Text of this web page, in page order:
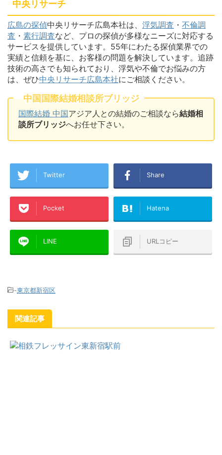
中央リサーチ
広島の探偵中央リサーチ広島本社は、 浮気調査 ・ 不倫調
査 ・ 素行調査など、プロの探偵が多様なニーズに対応する
サービスを提供しています。55年にわたる探偵業界での
実績と信頼を基に、お客様の問題を解決しています。追跡
技術の高さでも知られており、浮気や不倫でお悩みの方
は、ぜひ中央リサーチ広島本社にご相談ください。
中国国際結婚相談所ブリッジ
国際結婚 中国アジア人との結婚のご相談なら結婚相
談所ブリッジへお任せ下さい。
Twitter Share
Pocket Hatena
LINE URLコピー
-東京都新宿区
関連記事